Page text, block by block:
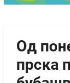
Од
прска